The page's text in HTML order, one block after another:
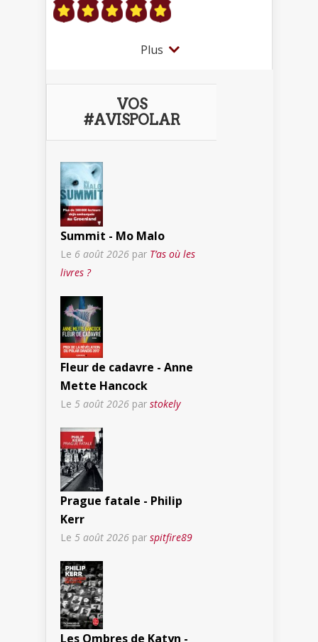
Plus
VOS
#AVISPOLAR
Summit - Mo Malo
Le 6 août 2026 par T’as où les
livres ?
Fleur de cadavre - Anne
Mette Hancock
Le 5 août 2026 par stokely
Prague fatale - Philip
Kerr
Le 5 août 2026 par spitfire89
Les Ombres de Katyn -